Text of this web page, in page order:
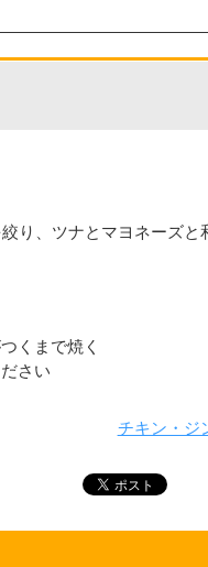
り、ツナとマヨネーズと
くまで焼く
さい
チキン・ジ